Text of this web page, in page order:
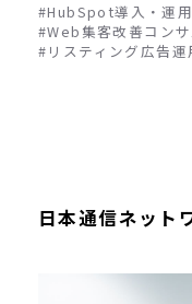
#HubSpot導入・運
#Web集客改善コン
#リスティング広告運
日本通信ネット